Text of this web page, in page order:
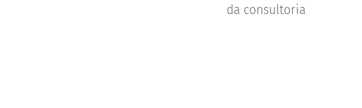
da consultoria